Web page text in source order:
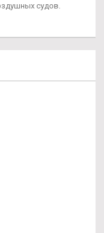
судов.